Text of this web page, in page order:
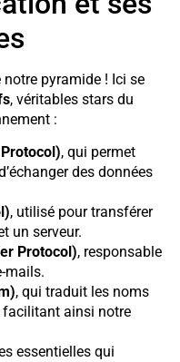
pyramide ! Ici se
, véritables stars du
:
, qui permet
des données
, utilisé pour transférer
un serveur.
Protocol), responsable
mails.
, qui traduit les noms
facilitant ainsi notre
essentielles qui